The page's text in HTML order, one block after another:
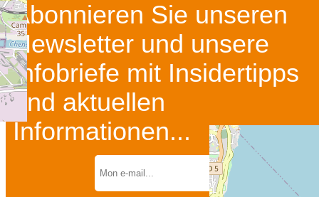
Abonnieren Sie unseren
Newsletter und unsere
Infobriefe mit Insidertipps
und aktuellen
Informationen...